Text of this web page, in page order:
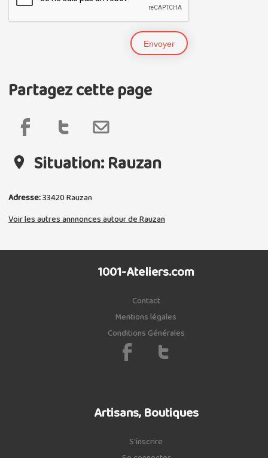
Partagez cette page
Situation: Rauzan
Adresse:33420Rauzan
Voir les autres annnonces autour de Rauzan
1001-Ateliers.com
Contact
Mentions légales
Conditions Générales
Artisans, Boutiques
S'inscrire